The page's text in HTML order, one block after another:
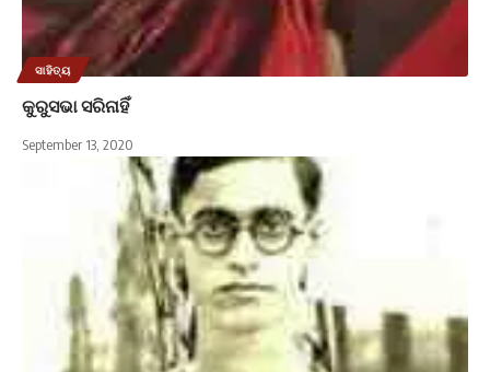
ସାହିତ୍ୟ
କୁରୁସଭା ସରିନାହିଁ
September 13, 2020